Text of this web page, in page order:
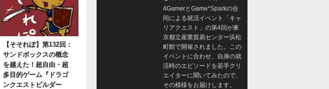
【そそれぽ】第132回：
サンドボックスの概念
を越えた！超自由・超
多目的ゲーム『ドラゴ
ンクエストビルダー
4GamerとGame*Sparkの合
同による就活イベント「キャ
リアクエスト」の第4回が東
京都立産業貿易センター浜松
町館で開催されました。この
イベントに合わせ、自身の就
活時のエピソードを若手クリ
エイターに聞いてみたので、
その模様をお届けします。